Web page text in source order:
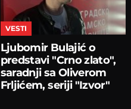
VESTI
Ljubomir Bulajić o
predstavi "Crno zlato",
saradnji sa Oliverom
Frljićem, seriji "Izvor"